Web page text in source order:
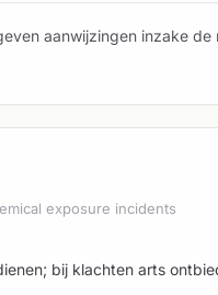
aanwijzingen inzake
exposure incidents
bij klachten arts